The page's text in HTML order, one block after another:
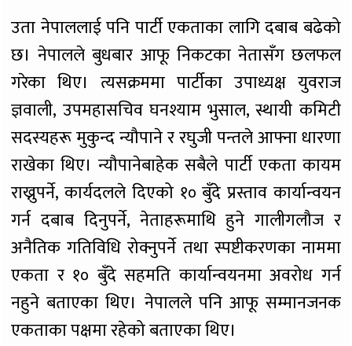
उता नेपाललाई पनि पार्टी एकताका लागि दबाब बढेको
छ। नेपालले बुधबार आफू निकटका नेतासँग छलफल
गरेका थिए। त्यसक्रममा पार्टीका उपाध्यक्ष युवराज
ज्ञवाली, उपमहासचिव घनश्याम भुसाल, स्थायी कमिटी
सदस्यहरू मुकुन्द न्यौपाने र रघुजी पन्तले आफ्ना धारणा
राखेका थिए। न्यौपानेबाहेक सबैले पार्टी एकता कायम
राख्नुपर्ने, कार्यदलले दिएको १० बुँदे प्रस्ताव कार्यान्वयन
गर्न दबाब दिनुपर्ने, नेताहरूमाथि हुने गालीगलौज र
अनैतिक गतिविधि रोक्नुपर्ने तथा स्पष्टीकरणका नाममा
एकता र १० बुँदे सहमति कार्यान्वयनमा अवरोध गर्न
नहुने बताएका थिए। नेपालले पनि आफू सम्मानजनक
एकताका पक्षमा रहेको बताएका थिए।